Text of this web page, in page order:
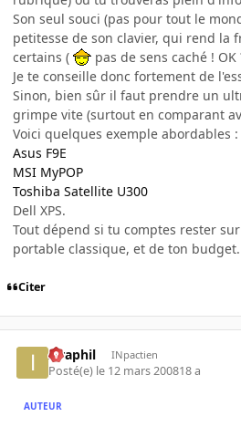
Son seul souci (pas pour tout le
petitesse de son clavier, qui rend la
certains (
pas de sens caché ! OK
Je te conseille donc fortement de
Sinon, bien sûr il faut prendre un
grimpe vite (surtout en comparant
Voici quelques exemple abordables :
Asus F9E
MSI MyPOP
Toshiba Satellite U300
Dell XPS.
Tout dépend si tu comptes rester
portable classique, et de ton budget.
Citer
Israphil INpactien
Posté(e) le 12 mars 200818 a
AUTEUR